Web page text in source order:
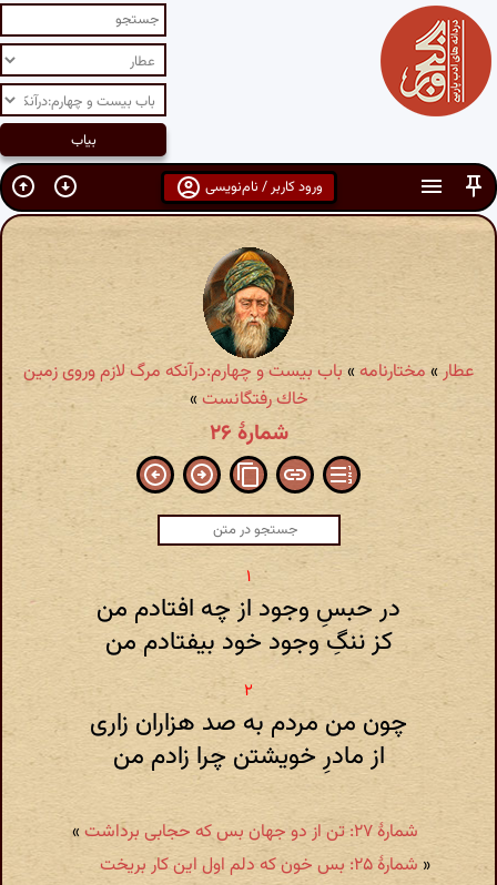
ورود کاربر / نام‌نویسی
عطار»مختارنامه» باب بیست و چهارم:درآنكه مرگ لازم وروی زمین
خاك رفتگانست»
شمارهٔ ۲۶
در حبسِ وجود از چه افتادم من
کز ننگِ وجود خود بیفتادم من
چون من مردم به صد هزاران زاری
از مادرِ خویشتن چرا زادم من
شمارهٔ ۲۷: تن از دو جهان بس که حجابی برداشت
»
« شمارهٔ ۲۵: بس خون که دلم اول این کار بریخت